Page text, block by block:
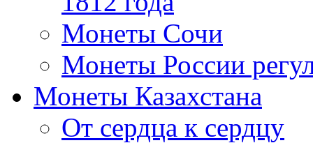
Монеты Сочи
Монеты России
Монеты Казахстана
От сердца к сердцу